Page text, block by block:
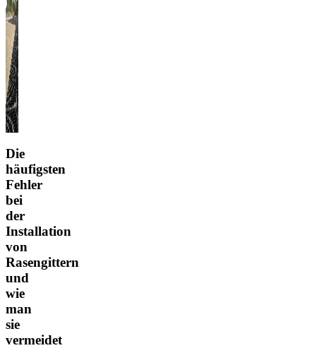
Die
häufigsten
Fehler
bei
der
Installation
von
Rasengittern
und
wie
man
sie
vermeidet